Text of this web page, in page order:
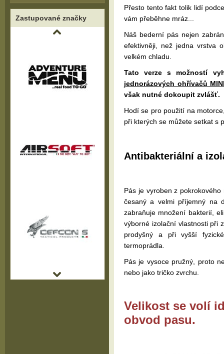
Přesto tento fakt tolik lidí
vám přeběhne mráz...
Náš bederní pás nejen
efektivněji, než jedna vrstva
velkém chladu.
Tato verze s možností
jednorázových ohřívačů
však nutné dokoupit zvlášť.
Hodí se pro použití na
při kterých se můžete setkat s
Antibakteriální a
Pás je vyroben z
česaný a velmi příjemný na
zabraňuje množení bakterií,
výborné izolační vlastnosti při
prodyšný a při vyšší
termoprádla.
Pás je vysoce pružný, proto
nebo jako tričko zvrchu.
Velikost se volí
obvod pasu.
Zastupované značky